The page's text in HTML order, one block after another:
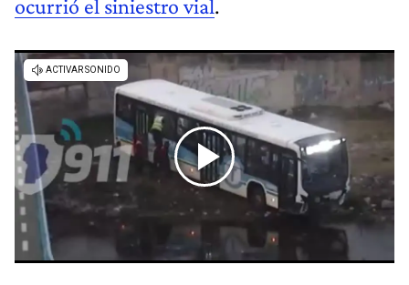
ocurrió el siniestro vial.